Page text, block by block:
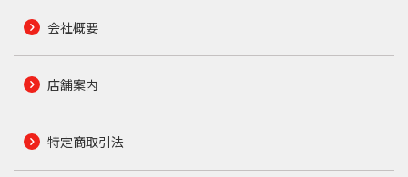
会社概要
店舗案内
特定商取引法